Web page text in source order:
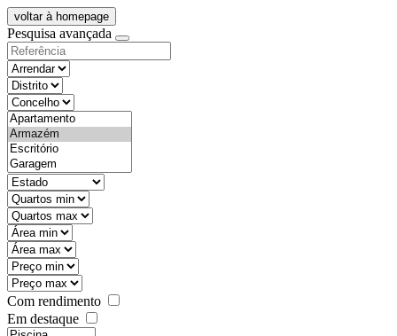
voltar à homepage
Pesquisa avançada
objective
districtId
countyId
types
state
mintypo
maxtypo
minarea
maxarea
minprice
maxprice
Com rendimento
Em destaque